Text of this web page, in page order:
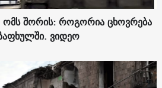
ომს შორის: როგორია ცხოვრება
ვიდეო